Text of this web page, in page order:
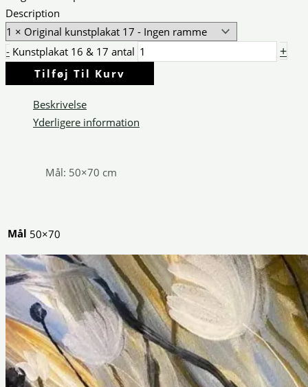
Description
- Kunstplakat 16 & 17 antal +
Tilføj Til Kurv
Beskrivelse
Yderligere information
Mål: 50×70 cm
Mål 50×70